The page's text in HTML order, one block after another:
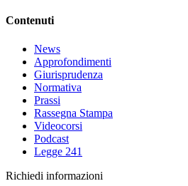
Contenuti
News
Approfondimenti
Giurisprudenza
Normativa
Prassi
Rassegna Stampa
Videocorsi
Podcast
Legge 241
Richiedi informazioni